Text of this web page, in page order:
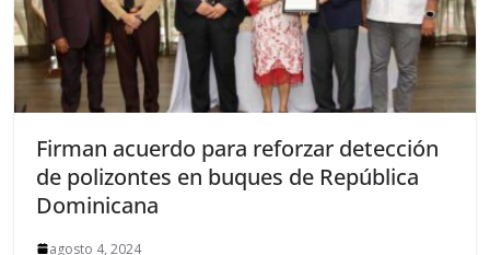
Firman acuerdo para reforzar detección
de polizontes en buques de República
Dominicana
agosto 4, 2024